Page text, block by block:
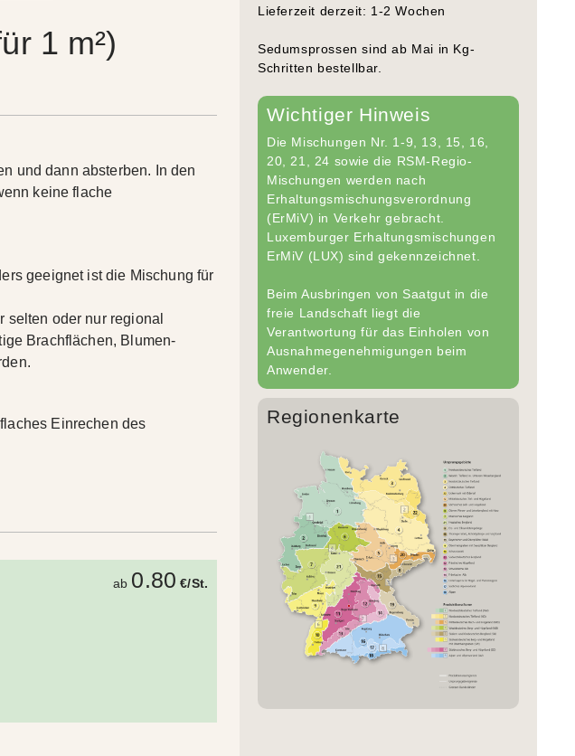
1 m²)
und dann absterben. In den
keine flache
geeignet ist die Mischung für
oder nur regional
Brachflächen, Blumen-
Einrechen des
ab 0.80 €/St.
Lieferzeit derzeit: 1-2 Wochen
Sedumsprossen sind ab Mai in Kg-
Schritten bestellbar.
Wichtiger Hinweis
Die Mischungen Nr. 1-9, 13, 15, 16,
20, 21, 24 sowie die RSM-Regio-
Mischungen werden nach
Erhaltungsmischungsverordnung
(ErMiV) in Verkehr gebracht.
Luxemburger Erhaltungsmischungen
ErMiV (LUX) sind gekennzeichnet.
Beim Ausbringen von Saatgut in die
freie Landschaft liegt die
Verantwortung für das Einholen von
Ausnahmegenehmigungen beim
Anwender.
Regionenkarte